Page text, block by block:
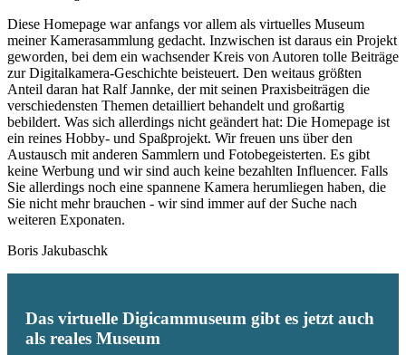
Diese Homepage war anfangs vor allem als virtuelles Museum
meiner Kamerasammlung gedacht. Inzwischen ist daraus ein Projekt
geworden, bei dem ein wachsender Kreis von Autoren tolle Beiträge
zur Digitalkamera-Geschichte beisteuert. Den weitaus größten
Anteil daran hat Ralf Jannke, der mit seinen Praxisbeiträgen die
verschiedensten Themen detailliert behandelt und großartig
bebildert. Was sich allerdings nicht geändert hat: Die Homepage ist
ein reines Hobby- und Spaßprojekt. Wir freuen uns über den
Austausch mit anderen Sammlern und Fotobegeisterten. Es gibt
keine Werbung und wir sind auch keine bezahlten Influencer. Falls
Sie allerdings noch eine spannene Kamera herumliegen haben, die
Sie nicht mehr brauchen - wir sind immer auf der Suche nach
weiteren Exponaten.
Boris Jakubaschk
Das virtuelle Digicammuseum gibt es jetzt auch
als reales Museum